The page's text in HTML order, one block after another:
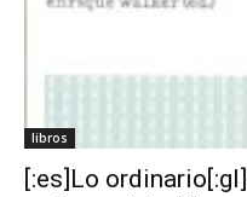
libros
[:es]Lo